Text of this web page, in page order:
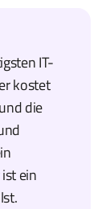
IT-
kostet
die
ein